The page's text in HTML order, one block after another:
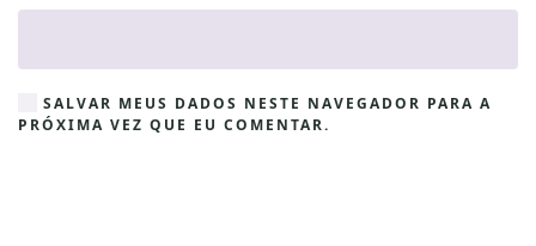
SALVAR MEUS DADOS NESTE NAVEGADOR PARA A
PRÓXIMA VEZ QUE EU COMENTAR.